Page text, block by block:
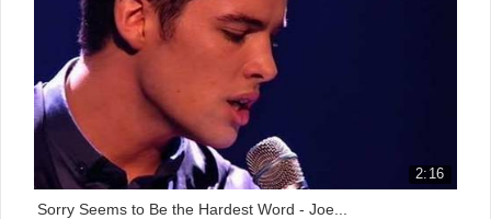
2:16
Sorry Seems to Be the Hardest Word - Joe...